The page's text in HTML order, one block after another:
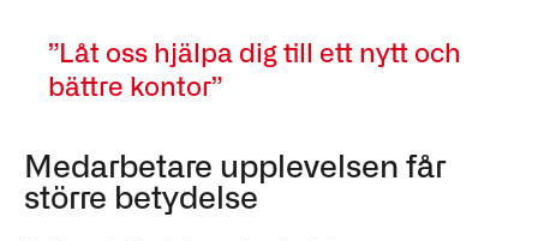
”Låt oss hjälpa dig till ett nytt och
bättre kontor”
Medarbetare upplevelsen får
större betydelse